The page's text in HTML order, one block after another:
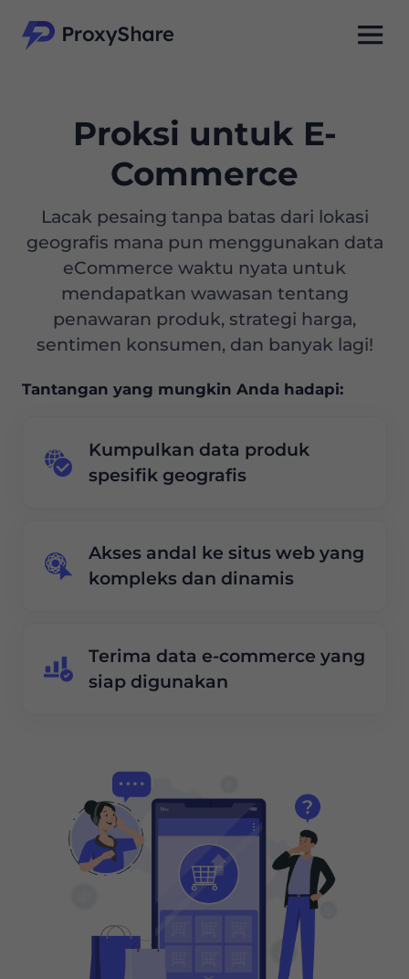
Proksi untuk E-
Commerce
Lacak pesaing tanpa batas dari lokasi
geografis mana pun menggunakan data
eCommerce waktu nyata untuk
mendapatkan wawasan tentang
penawaran produk, strategi harga,
sentimen konsumen, dan banyak lagi!
Tantangan yang mungkin Anda hadapi:
Kumpulkan data produk
spesifik geografis
Akses andal ke situs web yang
kompleks dan dinamis
Terima data e-commerce yang
siap digunakan